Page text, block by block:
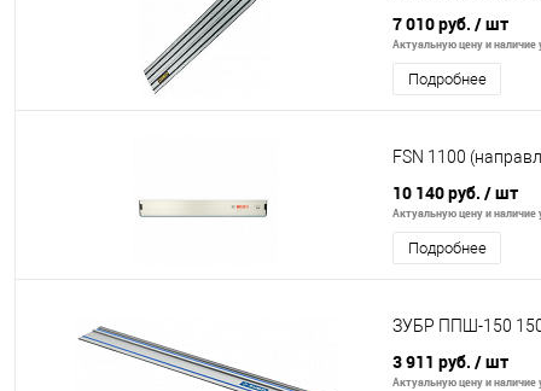
7 010 руб. / шт
Актуальную цену и наличие
Подробнее
FSN 1100
10 140 руб. / шт
Актуальную цену и наличие
Подробнее
ЗУБР ППШ-150
3 911 руб. / шт
Актуальную цену и наличие